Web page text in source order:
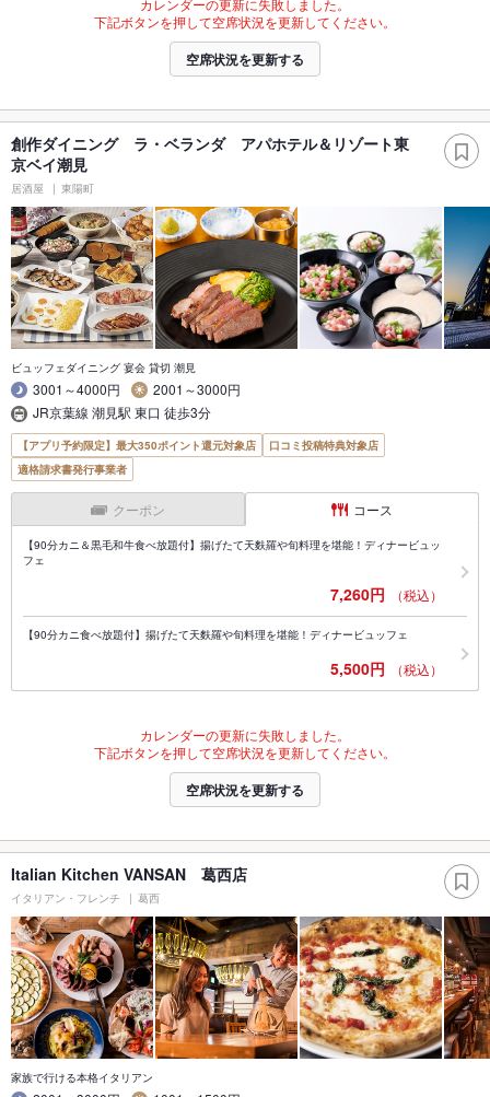
下記ボタンを押して空席状況を更新してください。
空席状況を更新する
創作ダイニング ラ・ベランダ アパホテル＆リゾート東
京ベイ潮見
居酒屋 東陽町
ビュッフェダイニング 宴会 貸切 潮見
3001～4000円
2001～3000円
JR京葉線 潮見駅 東口 徒歩3分
【アプリ予約限定】最大350ポイント還元対象店
口コミ投稿特典対象店
適格請求書発行事業者
クーポン コース
【90分カニ＆黒毛和牛食べ放題付】揚げたて天麩羅や旬料理を堪能！ディナービュッ
フェ
7,260円 （税込）
【90分カニ食べ放題付】揚げたて天麩羅や旬料理を堪能！ディナービュッフェ
5,500円 （税込）
カレンダーの更新に失敗しました。
下記ボタンを押して空席状況を更新してください。
空席状況を更新する
Italian Kitchen VANSAN 葛西店
イタリアン・フレンチ 葛西
家族で行ける本格イタリアン